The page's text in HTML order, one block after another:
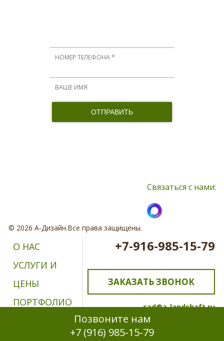
© 2026 А-Дизайн.Все права защищены.
Связаться с нами:
О НАС
УСЛУГИ И
ЦЕНЫ
ПОРТФОЛИО
+7-916-985-15-79
ЗАКАЗАТЬ ЗВОНОК
sad@a-landshaft.ru
Позвоните нам
+7 (916) 985-15-79